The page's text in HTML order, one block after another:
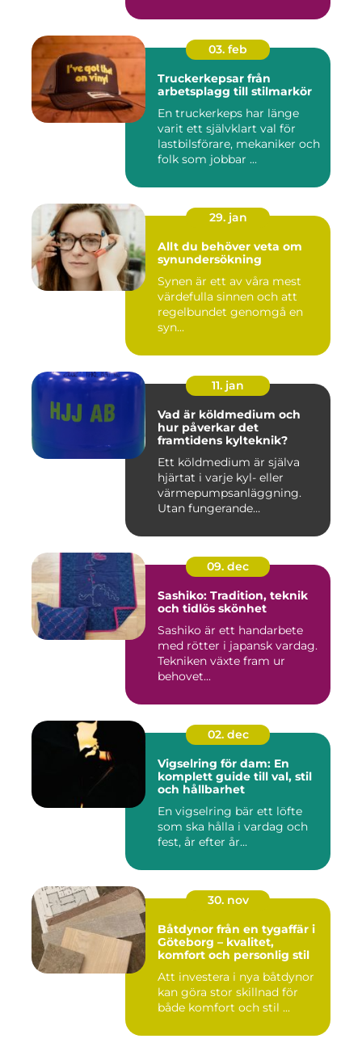
03. feb
Truckerkepsar från
arbetsplagg till stilmarkör
En truckerkeps har länge
varit ett självklart val för
lastbilsförare, mekaniker och
folk som jobbar ...
29. jan
Allt du behöver veta om
synundersökning
Synen är ett av våra mest
värdefulla sinnen och att
regelbundet genomgå en
syn...
11. jan
Vad är köldmedium och
hur påverkar det
framtidens kylteknik?
Ett köldmedium är själva
hjärtat i varje kyl- eller
värmepumpsanläggning.
Utan fungerande
09. dec
Sashiko: Tradition, teknik
och tidlös skönhet
Sashiko är ett handarbete
med rötter i japansk vardag.
Tekniken växte fram ur
behovet...
02. dec
Vigselring för dam: En
komplett guide till val, stil
och hållbarhet
En vigselring bär ett löfte
som ska hålla i vardag och
fest, år efter år...
30. nov
Båtdynor från en tygaffär i
Göteborg – kvalitet,
komfort och personlig stil
Att investera i nya båtdynor
kan göra stor skillnad för
både komfort och stil ...